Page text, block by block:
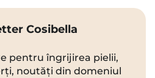
Cosibella
pentru îngrijirea pielii,
noutăți din domeniul